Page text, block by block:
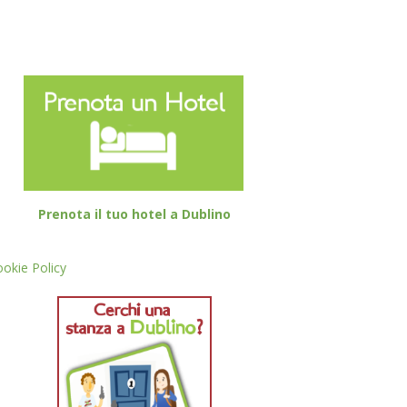
Prenota il tuo hotel a Dublino
Policy